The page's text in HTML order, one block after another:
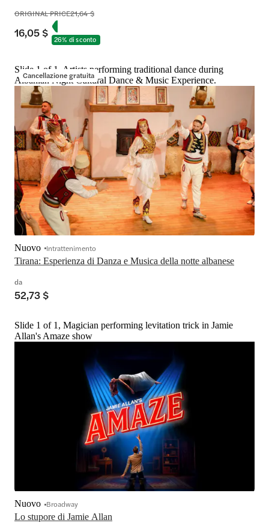
ORIGINAL PRICE21,64 $
16,05 $ 26% di sconto
Cancellazione gratuita
Slide 1 of 1, Artists performing traditional dance during
Albanian Night Cultural Dance & Music Experience.
Tirana: Esperienza di Danza e Musica della notte albanese
Nuovo Intrattenimento
da
52,73 $
Slide 1 of 1, Magician performing levitation trick in Jamie
Allan's Amaze show
Lo stupore di Jamie Allan
Nuovo Broadway